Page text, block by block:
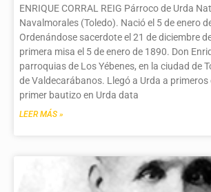
ENRIQUE CORRAL REIG Párroco de Urda
Navalmorales (Toledo). Nació el 5 de enero
Ordenándose sacerdote el 21 de diciembre
primera misa el 5 de enero de 1890. Don
parroquias de Los Yébenes, en la ciudad de
de Valdecarábanos. Llegó a Urda a primeros
primer bautizo en Urda data
LEER MÁS »